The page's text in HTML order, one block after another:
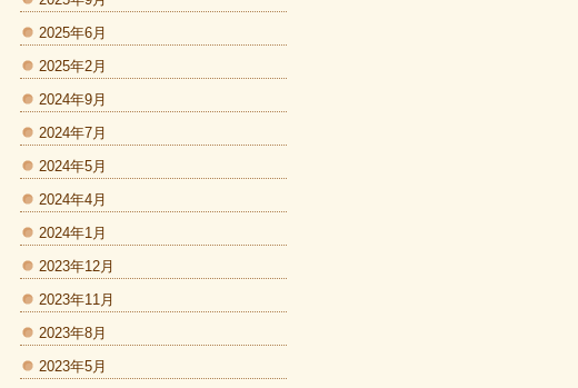
2025年6月
2025年2月
2024年9月
2024年7月
2024年5月
2024年4月
2024年1月
2023年12月
2023年11月
2023年8月
2023年5月